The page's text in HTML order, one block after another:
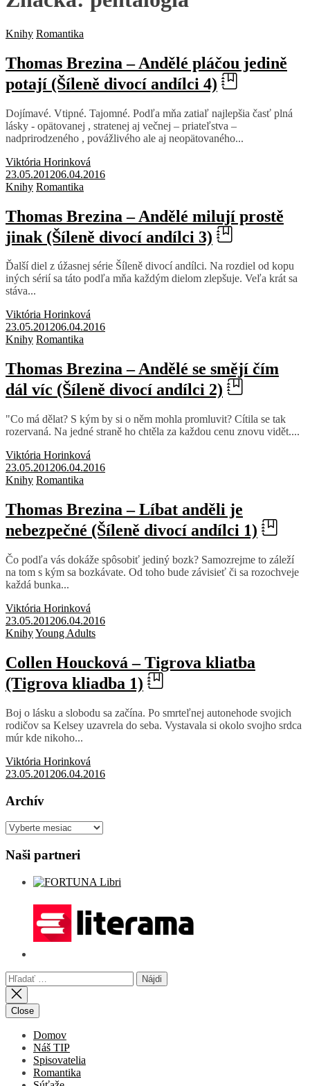
Knihy Romantika
Thomas Brezina – Andělé pláčou jedině
potají (Šíleně divocí andílci 4)
Dojímavé. Vtipné. Tajomné. Podľa mňa zatiaľ najlepšia časť plná
lásky - opätovanej , stratenej aj večnej – priateľstva –
nadprirodzeného , povážlivého ale aj neopätovaného...
Viktória Horinková
23.05.201206.04.2016
Knihy Romantika
Thomas Brezina – Andělé milují prostě
jinak (Šíleně divocí andílci 3)
Ďalší diel z úžasnej série Šíleně divocí andílci. Na rozdiel od kopu
iných sérií sa táto podľa mňa každým dielom zlepšuje. Veľa krát sa
stáva...
Viktória Horinková
23.05.201206.04.2016
Knihy Romantika
Thomas Brezina – Andělé se smějí čím
dál víc (Šíleně divocí andílci 2)
"Co má dělat? S kým by si o něm mohla promluvit? Cítila se tak
rozervaná. Na jedné straně ho chtěla za každou cenu znovu vidět....
Viktória Horinková
23.05.201206.04.2016
Knihy Romantika
Thomas Brezina – Líbat anděli je
nebezpečné (Šíleně divocí andílci 1)
Čo podľa vás dokáže spôsobiť jediný bozk? Samozrejme to záleží
na tom s kým sa bozkávate. Od toho bude závisieť či sa rozochveje
každá bunka...
Viktória Horinková
23.05.201206.04.2016
KnihyYoung Adults
Collen Houcková – Tigrova kliatba
(Tigrova kliadba 1)
Boj o lásku a slobodu sa začína. Po smrteľnej autonehode svojich
rodičov sa Kelsey uzavrela do seba. Vystavala si okolo svojho srdca
múr kde nikoho...
Viktória Horinková
23.05.201206.04.2016
Archív
Archív
Naši partneri
Hľadať:
Close
Domov
Náš TIP
Spisovatelia
Romantika